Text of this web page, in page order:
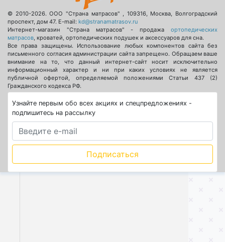
© 2010-2026.ООО "Страна матрасов" 109316, Москва
Волгоградский
проспект, дом 47. E-mail: kd@stranamatrasov.ru
Интернет-магазин "Страна матрасов" - продажа ортопедических
матрасов , кроватей, ортопедических подушек и аксессуаров для сна.
Все права защищены. Использование любых компонентов сайта без
письменного согласия администрации сайта запрещено. Обращаем ваше
внимание на то, что данный интернет-сайт носит исключительно
информационный характер и ни при каких условиях не является
публичной офертой, определяемой положениями Статьи 437 (2)
Гражданского кодекса РФ.
Узнайте первым обо всех акциях и спецпредложениях -
подпишитесь на рассылку